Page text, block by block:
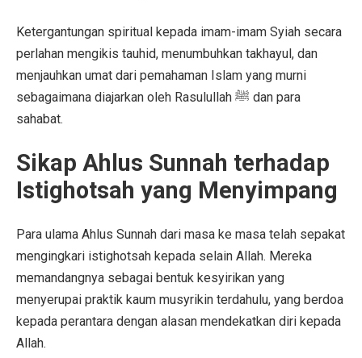
Ketergantungan spiritual kepada imam-imam Syiah secara
perlahan mengikis tauhid, menumbuhkan takhayul, dan
menjauhkan umat dari pemahaman Islam yang murni
sebagaimana diajarkan oleh Rasulullah ﷺ dan para
sahabat.
Sikap Ahlus Sunnah terhadap
Istighotsah yang Menyimpang
Para ulama Ahlus Sunnah dari masa ke masa telah sepakat
mengingkari istighotsah kepada selain Allah. Mereka
memandangnya sebagai bentuk kesyirikan yang
menyerupai praktik kaum musyrikin terdahulu, yang berdoa
kepada perantara dengan alasan mendekatkan diri kepada
Allah.